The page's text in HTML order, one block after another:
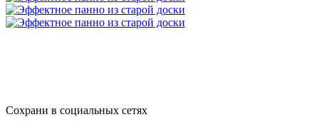
Сохрани в социальных сетях